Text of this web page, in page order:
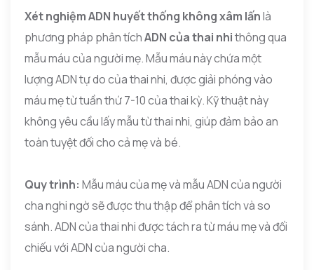
Xét nghiệm ADN huyết thống không xâm lấnlà
phương pháp phân tíchADN của thai nhithông qua
mẫu máu của người mẹ. Mẫu máu này chứa một
lượng ADN tự do của thai nhi, được giải phóng vào
máu mẹ từ tuần thứ 7-10 của thai kỳ. Kỹ thuật này
không yêu cầu lấy mẫu từ thai nhi, giúp đảm bảo an
toàn tuyệt đối cho cả mẹ và bé.
Quy trình: Mẫu máu của mẹ và mẫu ADN của người
cha nghi ngờ sẽ được thu thập để phân tích và so
sánh. ADN của thai nhi được tách ra từ máu mẹ và đối
chiếu với ADN của người cha.